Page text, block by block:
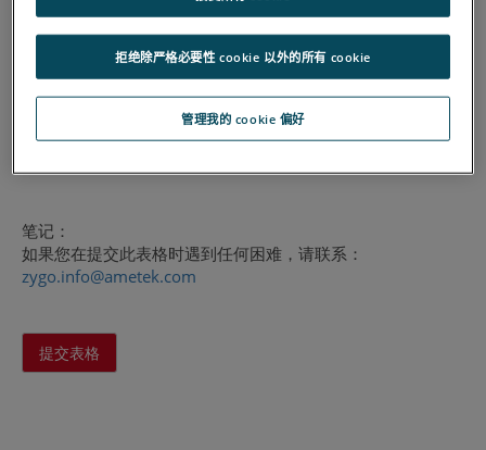
管理我的 cookie 偏好
拒绝除严格必要性 cookie 以外的所有 cookie